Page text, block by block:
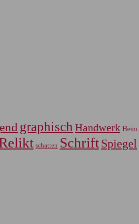
graphisch Handwerk Heim
schatten SchriftSpiegel